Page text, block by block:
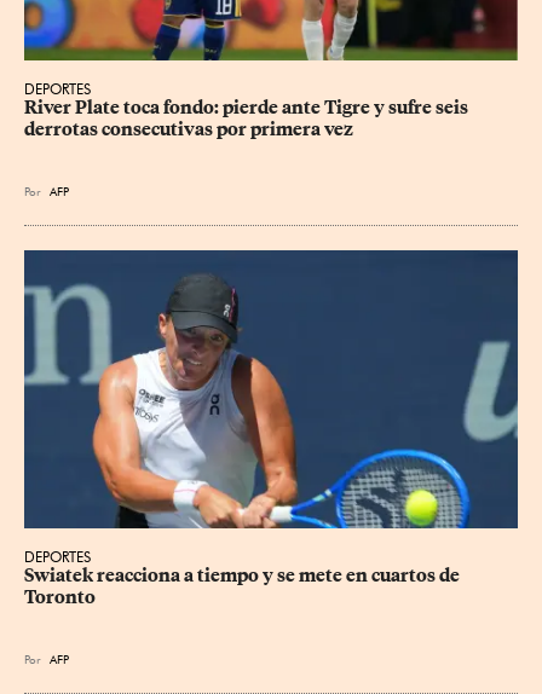
DEPORTES
River Plate toca fondo: pierde ante Tigre y sufre seis
derrotas consecutivas por primera vez
Por AFP
DEPORTES
Swiatek reacciona a tiempo y se mete en cuartos de
Toronto
Por AFP